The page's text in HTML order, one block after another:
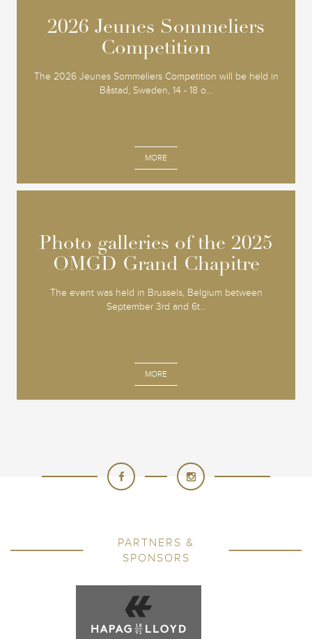
2026 Jeunes Sommeliers
Competition
The 2026 Jeunes Sommeliers Competition will be held in
Båstad, Sweden, 14 - 18 o...
MORE
2026 Jeunes Sommeliers
Competition
Photo galleries of the 2025
OMGD Grand Chapitre
The event was held in Brussels, Belgium between
September 3rd and 6t...
MORE
Photo galleries of the 2025
OMGD Grand Chapitre
PARTNERS &
SPONSORS